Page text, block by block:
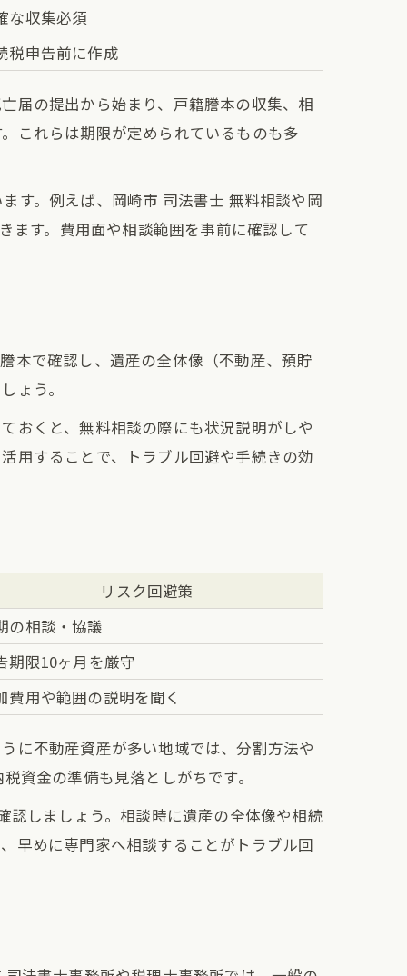
な収集必須
税申告前に作成
届の提出から始まり、戸籍謄本の収集、相
これらは期限が定められているものも多
す。例えば、岡崎市 司法書士 無料相談や岡
ます。費用面や相談範囲を事前に確認して
本で確認し、遺産の全体像（不動産、預貯
ょう。
おくと、無料相談の際にも状況説明がしや
用することで、トラブル回避や手続きの効
リスク回避策
の相談・協議
期限10ヶ月を厳守
費用や範囲の説明を聞く
に不動産資産が多い地域では、分割方法や
資金の準備も見落としがちです。
認しましょう。相談時に遺産の全体像や相続
早めに専門家へ相談することがトラブル回